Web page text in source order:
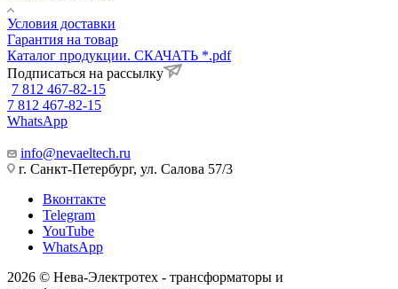
Условия доставки
Гарантия на товар
Каталог продукции. СКАЧАТЬ *.pdf
Подписаться на рассылку
7 812 467-82-15
7 812 467-82-15
WhatsApp
info@nevaeltech.ru
г. Санкт-Петербург, ул. Салова 57/3
Вконтакте
Telegram
YouTube
WhatsApp
2026 © Нева-Электротех - трансформаторы и